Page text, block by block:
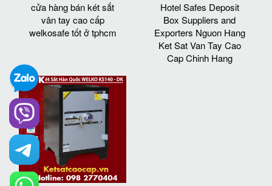
cửa hàng bán két sắt
vân tay cao cấp
welkosafe tốt ở tphcm
Hotel Safes Deposit
Box Suppliers and
Exporters Nguon Hang
Ket Sat Van Tay Cao
Cap Chinh Hang